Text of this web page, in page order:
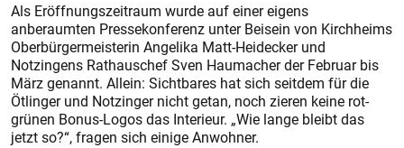
Als Eröffnungszeitraum wurde auf einer eigens
anberaumten Pressekonferenz unter Beisein von Kirchheims
Oberbürgermeisterin Angelika Matt-Heidecker und
Notzingens Rathauschef Sven Haumacher der Februar bis
März genannt. Allein: Sichtbares hat sich seitdem für die
Ötlinger und Notzinger nicht getan, noch zieren keine rot-
grünen Bonus-Logos das Interieur. „Wie lange bleibt das
jetzt so?“, fragen sich einige Anwohner.